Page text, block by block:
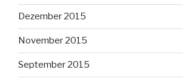
Dezember 2015
November 2015
September 2015